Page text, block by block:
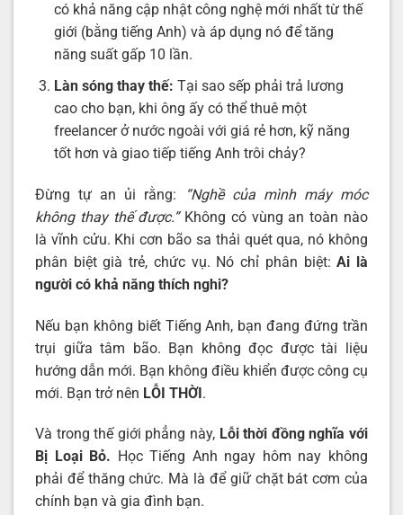
có khả năng cập nhật công nghệ mới nhất từ thế
giới (bằng tiếng Anh) và áp dụng nó để tăng
năng suất gấp 10 lần.
Làn sóng thay thế: Tại sao sếp phải trả lương
cao cho bạn, khi ông ấy có thể thuê một
freelancer ở nước ngoài với giá rẻ hơn, kỹ năng
tốt hơn và giao tiếp tiếng Anh trôi chảy?
Đừng tự an ủi rằng:
“Nghề của mình máy móc
không thay thế được.”Không có vùng an toàn nào
là vĩnh cửu. Khi cơn bão sa thải quét qua, nó không
phân biệt già trẻ, chức vụ. Nó chỉ phân biệt:Ai là
người có khả năng thích nghi?
Nếu bạn không biết Tiếng Anh, bạn đang đứng trần
trụi giữa tâm bão. Bạn không đọc được tài liệu
hướng dẫn mới. Bạn không điều khiển được công cụ
mới. Bạn trở nên LỖI THỜI.
Và trong thế giới phẳng này, Lỗi thời đồng nghĩa với
Bị Loại Bỏ. Học Tiếng Anh ngay hôm nay không
phải để thăng chức. Mà là để giữ chặt bát cơm của
chính bạn và gia đình bạn.